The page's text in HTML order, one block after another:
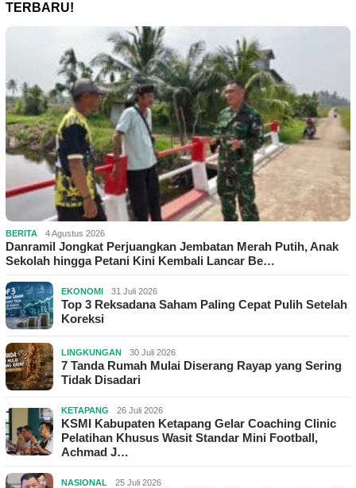
TERBARU!
BERITA 4 Agustus 2026
Danramil Jongkat Perjuangkan Jembatan Merah Putih, Anak
Sekolah hingga Petani Kini Kembali Lancar Be…
EKONOMI 31 Juli 2026
Top 3 Reksadana Saham Paling Cepat Pulih Setelah
Koreksi
LINGKUNGAN 30 Juli 2026
7 Tanda Rumah Mulai Diserang Rayap yang Sering
Tidak Disadari
KETAPANG 26 Juli 2026
KSMI Kabupaten Ketapang Gelar Coaching Clinic
Pelatihan Khusus Wasit Standar Mini Football,
Achmad J…
NASIONAL 25 Juli 2026